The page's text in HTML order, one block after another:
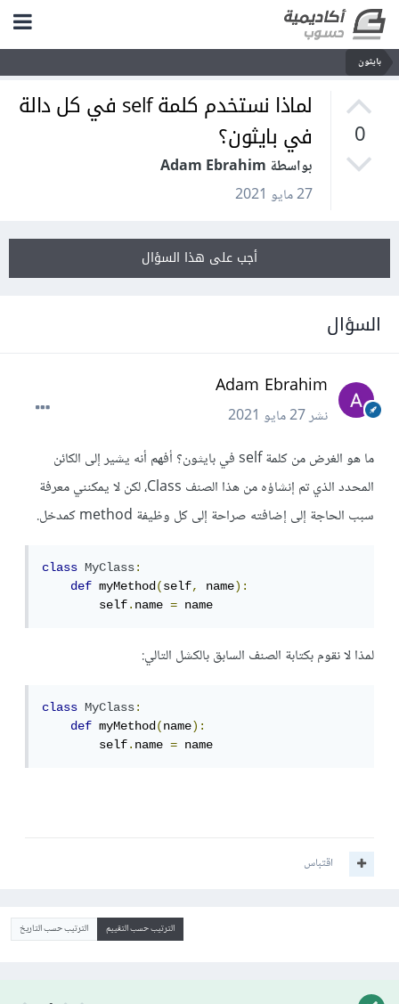
بايثون
0
لماذا نستخدم كلمة self في كل دالة
في بايثون؟
بواسطة Adam Ebrahim
27 مايو 2021
أجب على هذا السؤال
السؤال
Adam Ebrahim
نشر27 مايو 2021
ما هو الغرض من كلمة self في بايثون؟ أفهم أنه يشير إلى الكائن
المحدد الذي تم إنشاؤه من هذا الصنف Class، لكن لا يمكنني معرفة
سبب الحاجة إلى إضافته صراحة إلى كل وظيفة method كمدخل.
class MyClass:
def myMethod(self, name):
        self
.name = name
لمذا لا نقوم بكتابة الصنف السابق بالكشل التالي:
class MyClass:
def myMethod(name):
        self
.name = name
اقتباس
الترتيب حسب التقييم الترتيب حسب التاريخ